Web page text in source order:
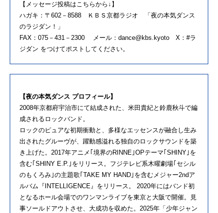
【メッセージ投稿はこちらから↓】
ハガキ：〒602－8588 ＫＢＳ京都ラジオ 「夜の本気ダンス
のラジダン！」
FAX：075－431－2300 メール：dance@kbs.kyoto X：#ラ
ジダン をつけてポストしてください。
【夜の本気ダンス プロフィール】
2008年京都府宇治市にて結成された、米田貴紀と鈴鹿秋斗で編
成されるロックバンド。
ロックのピュアな初期衝動と、多様なエッセンスが融合し生み
出されたグルーヴが、躍動感溢れる独自のロックサウンドを築
き上げた。2017年アニメ｢境界のRINNE｣OPテーマ｢SHINY｣を
含む｢SHINY E.P.｣をリリース。フジテレビ系木曜劇場｢セシル
のもくろみ｣の主題歌｢TAKE MY HAND｣を含むメジャー2ndア
ルバム『INTELLIGENCE』をリリース。 2020年にはバンド初
となるホール会場でのワンマンライブを東京と大阪で開催。見
事ソールドアウトさせ、大成功を収めた。2025年「少年ジャン